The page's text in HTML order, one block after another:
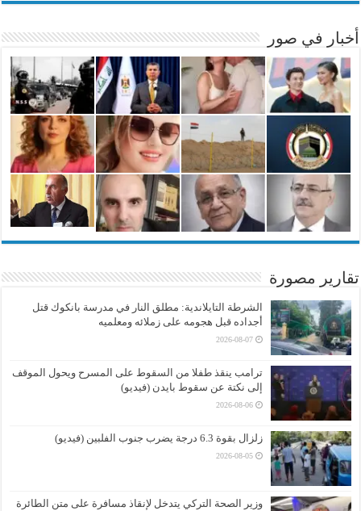
أخبار في صور
تقارير مصورة
الشرطة التايلاندية: مطلق النار في مدرسة بانكوك قتل
أجداده قبل هجومه على زملائه ومعلميه
2026-08-07
ترامب ينقذ طفلا من السقوط على المسرح ويحول الموقف
إلى نكتة عن سقوط بايدن (فيديو)
2026-08-06
زلزال بقوة 6.3 درجة يضرب جنوب الفلبين (فيديو)
2026-08-05
وزير الصحة التركي يتدخل لإنقاذ مسافرة على متن الطائرة